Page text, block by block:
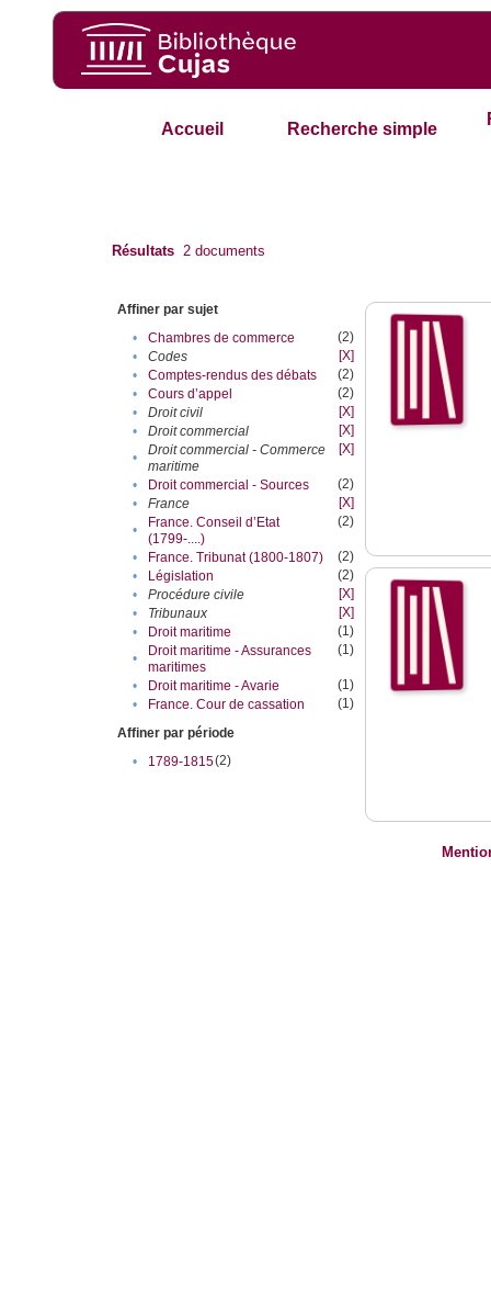
Accueil Recherche simple
Résultats 2 documents
Affiner par sujet
•
Chambres de commerce
(2)
•
Codes
[X]
•
Comptes-rendus des débats
(2)
•
Cours d’appel
(2)
•
Droit civil
[X]
•
Droit commercial
[X]
•
Droit commercial - Commerce
maritime
[X]
• Droit commercial - Sources
(2)
•
France
[X]
•
France. Conseil d’Etat
(1799-....)
(2)
• France. Tribunat (1800-1807)
(2)
•
Législation
(2)
•
Procédure civile
[X]
•
Tribunaux
[X]
•
Droit maritime
(1)
•
Droit maritime - Assurances
maritimes
(1)
• Droit maritime - Avarie
(1)
•
France. Cour de cassation
(1)
Affiner par période
•
1789-1815(2)